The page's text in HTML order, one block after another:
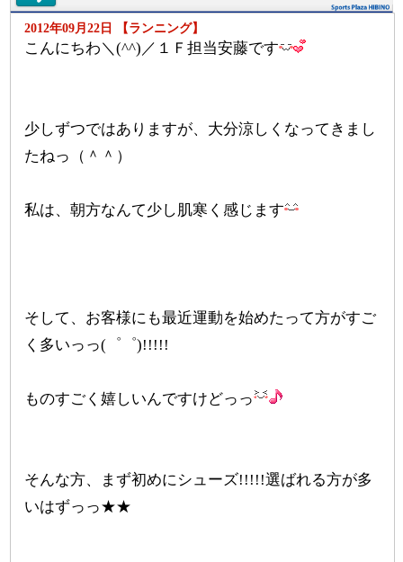
2012年09月22日 【ランニング】
こんにちわ＼(^^)／１Ｆ担当安藤です
少しずつではありますが、大分涼しくなってきまし
たねっ（＾＾）
私は、朝方なんて少し肌寒く感じます
そして、お客様にも最近運動を始めたって方がすご
く多いっっ(゜゜)!!!!!
ものすごく嬉しいんですけどっっ
そんな方、まず初めにシューズ!!!!!選ばれる方が多
いはずっっ★★